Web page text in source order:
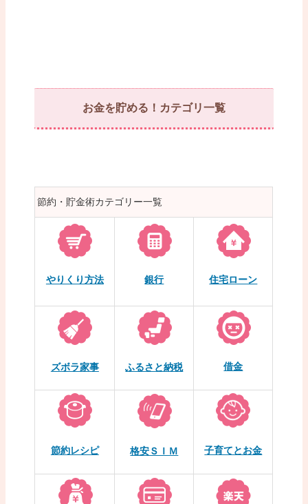
お金を貯める！カテゴリ一覧
節約・貯金術カテゴリー一覧
やりくり方法 銀行 住宅ローン
ズボラ家事 ふるさと納税 借金
節約レシピ 格安ＳＩＭ 子育てとお金